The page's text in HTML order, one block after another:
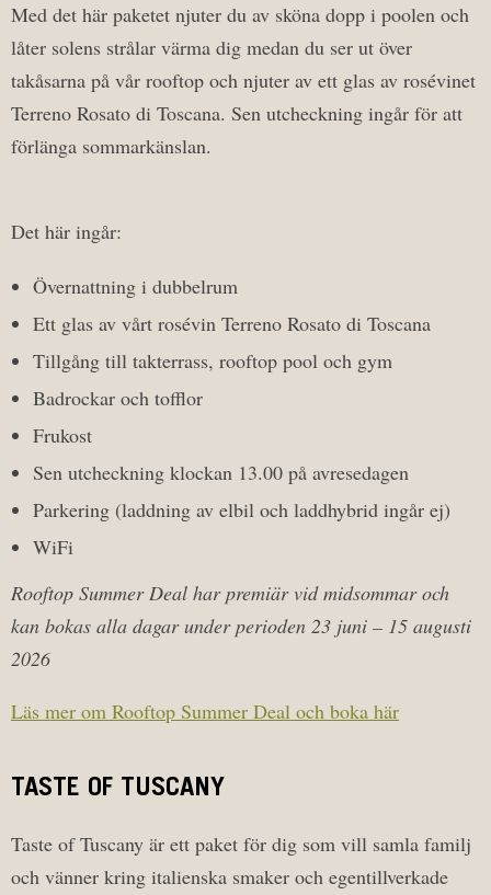
Med det här paketet njuter du av sköna dopp i poolen och
låter solens strålar värma dig medan du ser ut över
takåsarna på vår rooftop och njuter av ett glas av rosévinet
Terreno Rosato di Toscana. Sen utcheckning ingår för att
förlänga sommarkänslan.
Det här ingår:
Övernattning i dubbelrum
Ett glas av vårt rosévin Terreno Rosato di Toscana
Tillgång till takterrass, rooftop pool och gym
Badrockar och tofflor
Frukost
Sen utcheckning klockan 13.00 på avresedagen
Parkering (laddning av elbil och laddhybrid ingår ej)
WiFi
Rooftop Summer Deal har premiär vid midsommar och
kan bokas alla dagar under perioden 23 juni – 15 augusti
2026
Läs mer om Rooftop Summer Deal och boka här
TASTE OF TUSCANY
Taste of Tuscany är ett paket för dig som vill samla familj
och vänner kring italienska smaker och egentillverkade